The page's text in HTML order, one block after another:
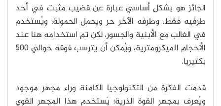
الجائز هو بشكلٍ أساسي عبارة عن قضيب مثبت في أحد
طرفيه فقط، وطرفه الآخر حر ويحمل الحمولة؛ ويُستخدم
في الغالب مع الأبنية والجسور، لكن تم استخدامه هنا عند
الأحجام الميكرومترية، ويُمكن أن يترسب فوقه حوالي 500
بكتيريا.
قدمت الفكرة من التكنولوجيا الكامنة وراء مجهر موجود
ويُعرف بمجهر القوة الذرية؛ يَستخدم هذا المجهر القوي